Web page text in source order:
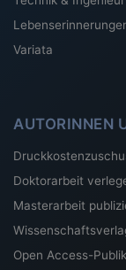
Variata
AUTORINNEN
Doktorarbeit
Masterarbeit
Open Access-